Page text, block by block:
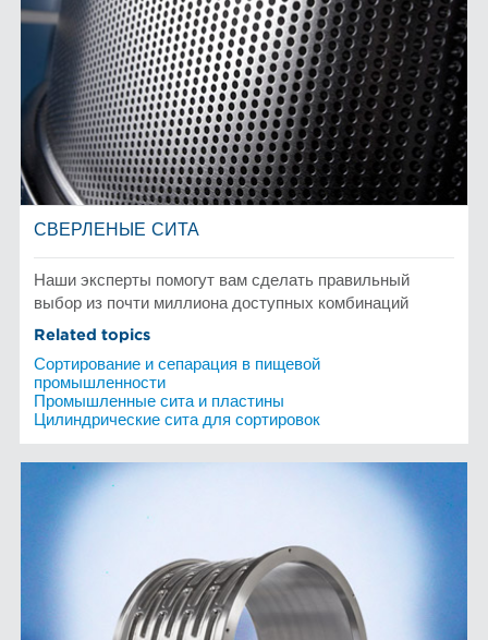
СВЕРЛЕНЫЕ СИТА
Наши эксперты помогут вам сделать правильный
выбор из почти миллиона доступных комбинаций
Related topics
Сортирование и сепарация в пищевой
промышленности
Промышленные сита и пластины
Цилиндрические сита для сортировок